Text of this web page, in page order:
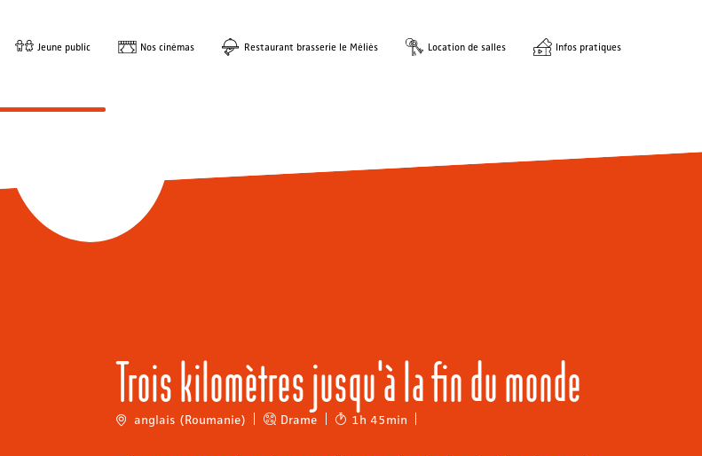
Jeune public Nos cinémas Restaurant brasserie le Méliès Location de salles Infos pratiques
Trois kilomètres jusqu'à la fin du monde
anglais (Roumanie) Drame 1h 45min